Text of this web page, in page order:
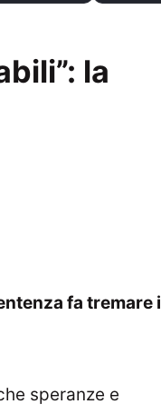
la
fa tremare i
speranze e